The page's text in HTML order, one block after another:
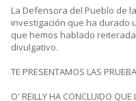
La Defensora del Pueblo de la
investigación que ha durado
que hemos hablado
divulgativo.
TE PRESENTAMOS LAS
O' REILLY HA CONCLUIDO QUE